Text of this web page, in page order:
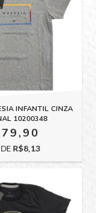
INFANTIL CINZA
10200348
R$8,13